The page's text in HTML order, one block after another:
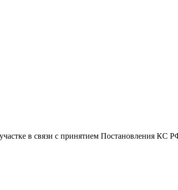
в связи с принятием Постановления